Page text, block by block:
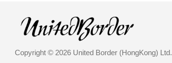
Copyright © 2026 United Border (HongKong) Ltd.